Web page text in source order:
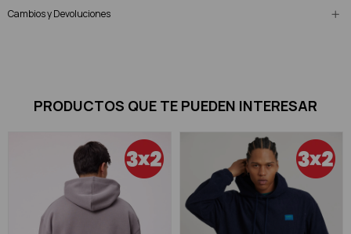
Cambios y Devoluciones
PRODUCTOS QUE TE PUEDEN INTERESAR